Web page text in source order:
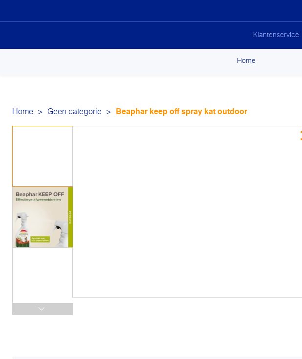
Klantenservice
Home
Home > Geen categorie > Beaphar keep off spray kat outdoor